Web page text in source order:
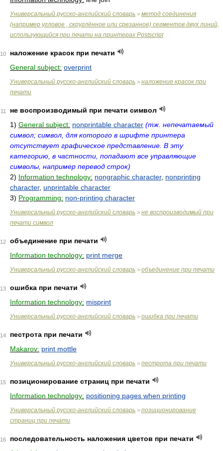
Универсальный русско-английский словарь > метод соединения
(например угловое , скруглённое или срезанное) сегментов двух линий,
использующийся при печати на принтерах Postscript
10
наложение красок при печати
General subject: overprint
Универсальный русско-английский словарь > наложение красок при
печати
11
не воспроизводимый при печати символ
1) General subject: nonprintable character (тж. непечатаемый
символ; символ, для которого в шрифте принтера
отсутствует графическое представление. В эту
категорию, в частности, попадают все управляющие
символы, например перевод строк)
2) Information technology: nongraphic character, nonprinting
character, unprintable character
3) Programming: non-printing character
Универсальный русско-английский словарь > не воспроизводимый при
печати символ
12
объединение при печати
Information technology: print merge
Универсальный русско-английский словарь > объединение при печати
13
ошибка при печати
Information technology: misprint
Универсальный русско-английский словарь > ошибка при печати
14
пестрота при печати
Makarov: print mottle
Универсальный русско-английский словарь > пестрота при печати
15
позиционирование страниц при печати
Information technology: positioning pages when printing
Универсальный русско-английский словарь > позиционирование
страниц при печати
16
последовательность наложения цветов при печати